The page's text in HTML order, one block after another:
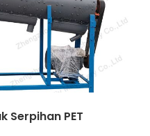
Serpihan PET